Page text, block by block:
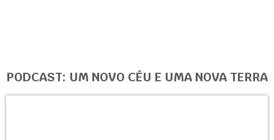
PODCAST: UM NOVO CÉU E UMA NOVA TERRA